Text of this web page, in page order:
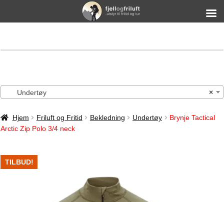
×
Undertøy
Hjem Friluft og Fritid Bekledning Undertøy
Brynje Tactical
Arctic Zip Polo 3/4 neck
TILBUD!